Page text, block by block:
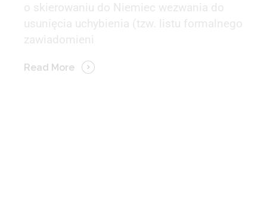
o skierowaniu do Niemiec wezwania do
usunięcia uchybienia (tzw. listu formalnego
zawiadomieni
Read More